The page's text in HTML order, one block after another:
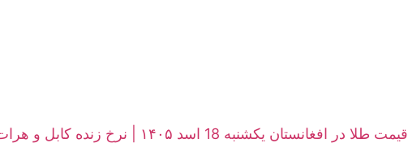
قیمت طلا در افغانستان یکشنبه 18 اسد ۱۴۰۵ | نرخ زنده کابل و هرات